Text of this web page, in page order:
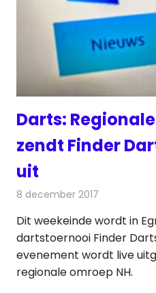
Darts:
zendt Finder
uit
8 december 2017
Dit weekeinde wordt in
dartstoernooi Finder
evenement wordt live
regionale omroep NH.